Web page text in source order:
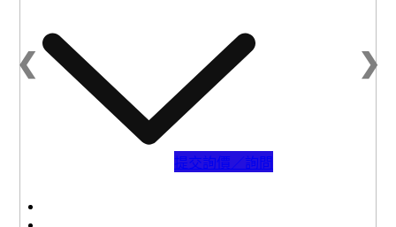
提交詢價／詢問
❮ ❯